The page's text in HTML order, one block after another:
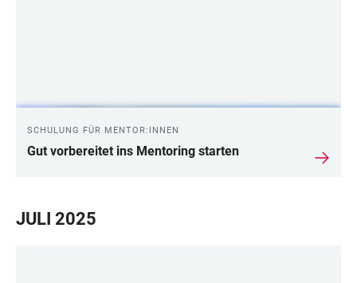
SCHULUNG FÜR MENTOR:INNEN
Gut vorbereitet ins Mentoring starten
JULI 2025